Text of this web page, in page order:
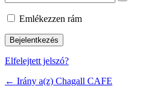
Emlékezzen rám
Elfelejtett jelszó?
← Irány a(z) Chagall CAFE